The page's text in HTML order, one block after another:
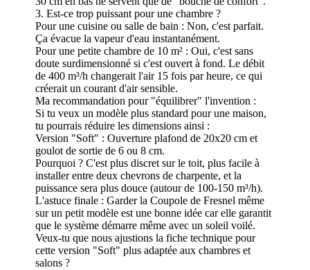
3. Est-ce trop puissant pour une chambre ?
Pour une cuisine ou salle de bain : Non, c'est parfait.
Ça évacue la vapeur d'eau instantanément.
Pour une petite chambre de 10 m² : Oui, c'est sans
doute surdimensionné si c'est ouvert à fond. Le débit
de 400 m³/h changerait l'air 15 fois par heure, ce qui
créerait un courant d'air sensible.
Ma recommandation pour "équilibrer" l'invention :
Si tu veux un modèle plus standard pour une maison,
tu pourrais réduire les dimensions ainsi :
Version "Soft" : Ouverture plafond de 20x20 cm et
goulot de sortie de 6 ou 8 cm.
Pourquoi ? C'est plus discret sur le toit, plus facile à
installer entre deux chevrons de charpente, et la
puissance sera plus douce (autour de 100-150 m³/h).
L'astuce finale : Garder la Coupole de Fresnel même
sur un petit modèle est une bonne idée car elle garantit
que le système démarre même avec un soleil voilé.
Veux-tu que nous ajustions la fiche technique pour
cette version "Soft" plus adaptée aux chambres et
salons ?